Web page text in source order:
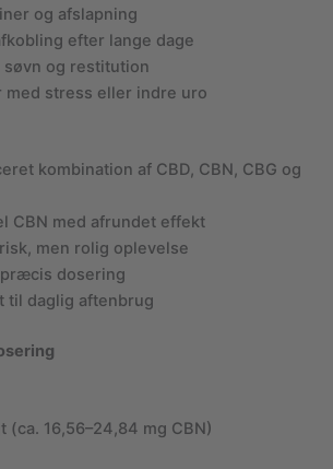
og afslapning
efter lange dage
søvn og restitution
med stress eller indre uro
kombination af CBD, CBN, CBG og
CBN med afrundet effekt
men rolig oplevelse
dosering
til daglig aftenbrug
(ca. 16,56–24,84 mg CBN)